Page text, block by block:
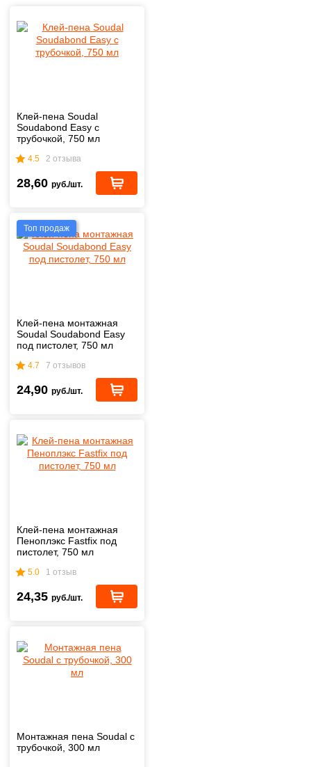
Клей-пена Soudal
Soudabond Easy с
трубочкой, 750 мл
4.5 2 отзыва
28,60 руб./шт.
Топ продаж
Клей-пена монтажная
Soudal Soudabond Easy
под пистолет, 750 мл
4.7 7 отзывов
24,90 руб./шт.
Клей-пена монтажная
Пеноплэкс Fastfix под
пистолет, 750 мл
5.0 1 отзыв
24,35 руб./шт.
Монтажная пена Soudal с
трубочкой, 300 мл